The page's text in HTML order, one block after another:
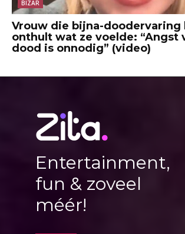
BIZAR
Vrouw die bijna-doodervaring
onthult wat ze voelde: “Angst
dood is onnodig” (video)
Entertainment,
fun & zoveel
méér!